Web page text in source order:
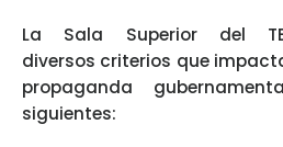
La Sala Superior del
diversos criterios que
propaganda
siguientes: